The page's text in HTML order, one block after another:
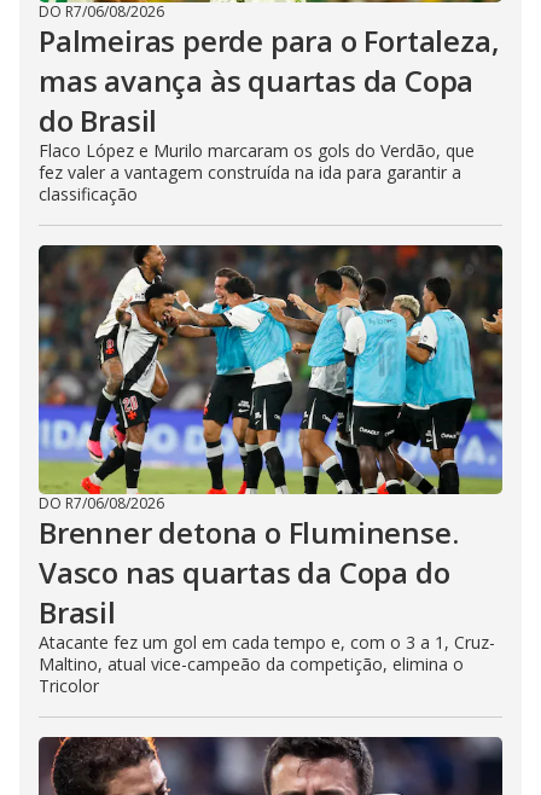
DO R7/06/08/2026
Palmeiras perde para o Fortaleza,
mas avança às quartas da Copa
do Brasil
Flaco López e Murilo marcaram os gols do Verdão, que
fez valer a vantagem construída na ida para garantir a
classificação
DO R7/06/08/2026
Brenner detona o Fluminense.
Vasco nas quartas da Copa do
Brasil
Atacante fez um gol em cada tempo e, com o 3 a 1, Cruz-
Maltino, atual vice-campeão da competição, elimina o
Tricolor